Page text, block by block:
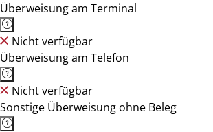
Überweisung am Terminal
Nicht verfügbar
Überweisung am Telefon
Nicht verfügbar
Sonstige Überweisung ohne Beleg